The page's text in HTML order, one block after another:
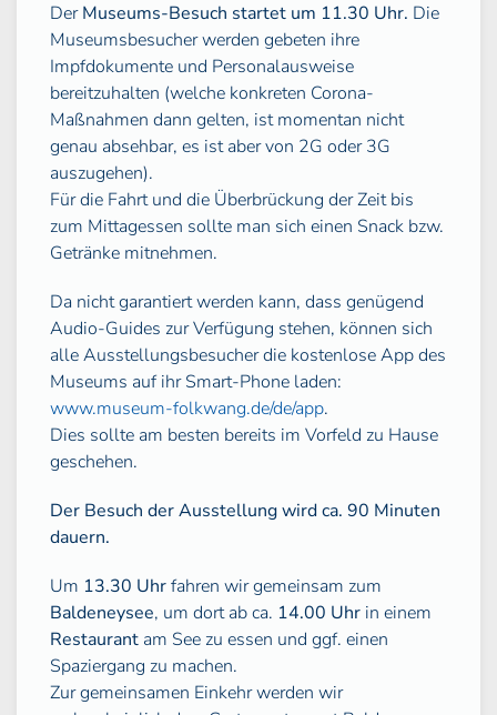
DerMuseums-Besuch startet um 11.30 Uhr. Die
Museumsbesucher werden gebeten ihre
Impfdokumente und Personalausweise
bereitzuhalten (welche konkreten Corona-
Maßnahmen dann gelten, ist momentan nicht
genau absehbar, es ist aber von 2G oder 3G
auszugehen).
Für die Fahrt und die Überbrückung der Zeit bis
zum Mittagessen sollte man sich einen Snack bzw.
Getränke mitnehmen.
Da nicht garantiert werden kann, dass genügend
Audio-Guides zur Verfügung stehen, können sich
alle Ausstellungsbesucher die kostenlose App des
Museums auf ihr Smart-Phone laden:
www.museum-folkwang.de/de/app.
Dies sollte am besten bereits im Vorfeld zu Hause
geschehen.
Der Besuch der Ausstellung wird ca. 90 Minuten
dauern.
Um 13.30 Uhrfahren wir gemeinsam zum
Baldeneysee, um dort ab ca. 14.00 Uhr in einem
Restaurant am See zu essen und ggf. einen
Spaziergang zu machen.
Zur gemeinsamen Einkehr werden wir